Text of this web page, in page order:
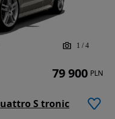
1 / 4
S tronic
79 900 PLN